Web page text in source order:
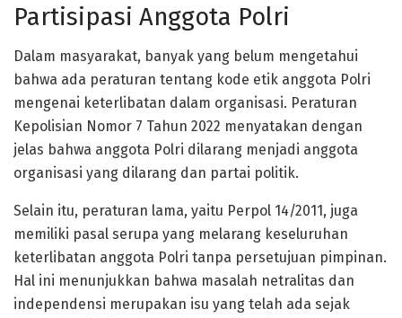
Partisipasi Anggota Polri
Dalam masyarakat, banyak yang belum mengetahui
bahwa ada peraturan tentang kode etik anggota Polri
mengenai keterlibatan dalam organisasi. Peraturan
Kepolisian Nomor 7 Tahun 2022 menyatakan dengan
jelas bahwa anggota Polri dilarang menjadi anggota
organisasi yang dilarang dan partai politik.
Selain itu, peraturan lama, yaitu Perpol 14/2011, juga
memiliki pasal serupa yang melarang keseluruhan
keterlibatan anggota Polri tanpa persetujuan pimpinan.
Hal ini menunjukkan bahwa masalah netralitas dan
independensi merupakan isu yang telah ada sejak